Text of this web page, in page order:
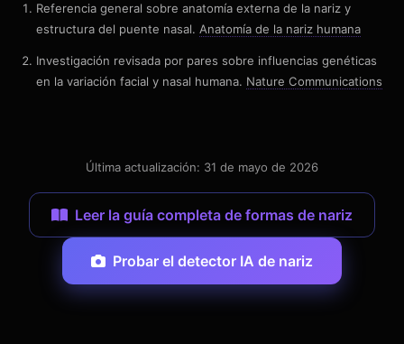
Referencia general sobre anatomía externa de la nariz y
estructura del puente nasal. Anatomía de la nariz humana
Investigación revisada por pares sobre influencias genéticas
en la variación facial y nasal humana. Nature Communications
Última actualización: 31 de mayo de 2026
Leer la guía completa de formas de nariz
Probar el detector IA de nariz